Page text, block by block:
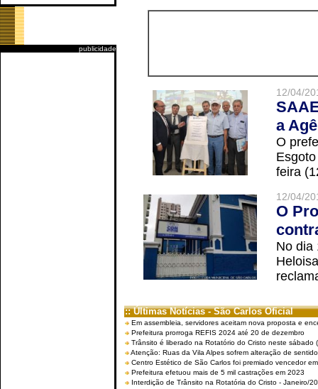
publicidade
12/04/
a
O
feira
12/04/
O
No dia
:: Últimas Notícias - São Carlos Oficial
Em assembleia, servidores aceitam nova proposta e
Prefeitura prorroga REFIS 2024 até 20 de dezembro
Trânsito é liberado na Rotatório do Cristo neste sábado
Atenção: Ruas da Vila Alpes sofrem alteração de
Centro Estético de São Carlos foi premiado vencedor
Prefeitura efetuou mais de 5 mil castrações em 2023
Interdição de Trânsito na Rotatória do Cristo - Janeiro/